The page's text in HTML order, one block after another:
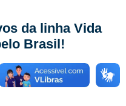
da linha Vida
Brasil!